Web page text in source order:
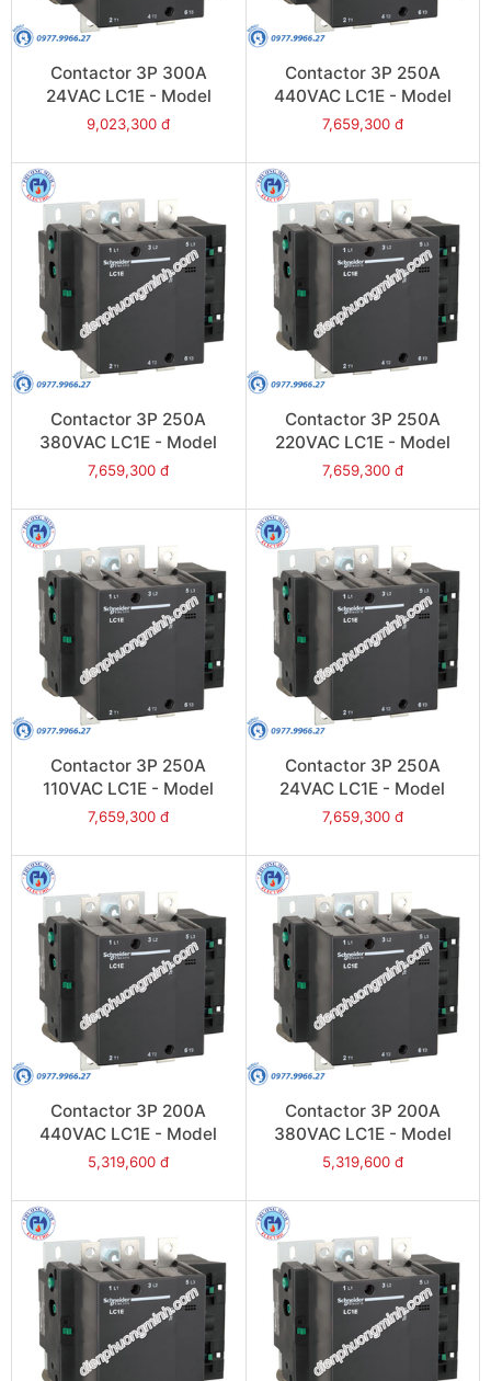
Contactor 3P 300A
24VAC LC1E - Model
LC1E300B6
9,023,300 đ
Contactor 3P 250A
440VAC LC1E - Model
LC1E250R6
7,659,300 đ
Contactor 3P 250A
380VAC LC1E - Model
LC1E250Q6
7,659,300 đ
Contactor 3P 250A
220VAC LC1E - Model
LC1E250M6
7,659,300 đ
Contactor 3P 250A
110VAC LC1E - Model
LC1E250F6
7,659,300 đ
Contactor 3P 250A
24VAC LC1E - Model
LC1E250B6
7,659,300 đ
Contactor 3P 200A
440VAC LC1E - Model
LC1E200R6
5,319,600 đ
Contactor 3P 200A
380VAC LC1E - Model
LC1E200Q6
5,319,600 đ